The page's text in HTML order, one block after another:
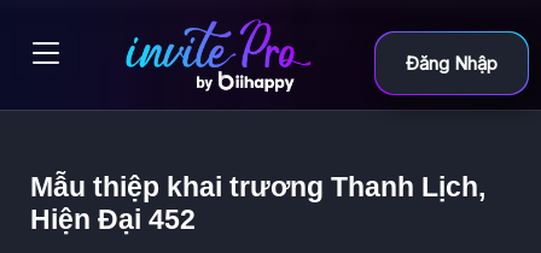
Đăng Nhập
Mẫu thiệp khai trương Thanh Lịch,
Hiện Đại 452